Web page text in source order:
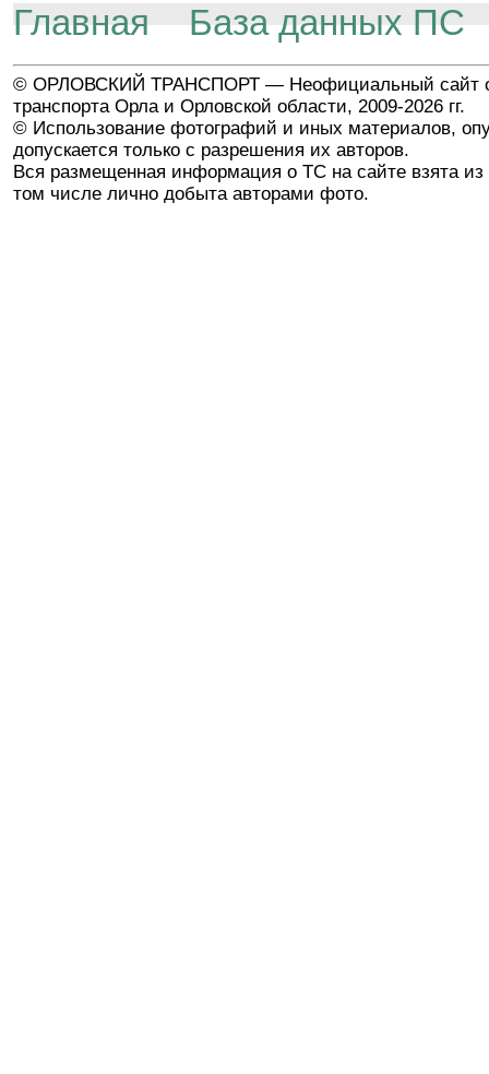
Главная База данных ПС
© ОРЛОВСКИЙ ТРАНСПОРТ — Неофициальный сайт
транспорта Орла и Орловской области, 2009-2026 гг.
© Использование фотографий и иных материалов,
допускается только с разрешения их авторов.
Вся размещенная информация о ТС на сайте взята из
том числе лично добыта авторами фото.